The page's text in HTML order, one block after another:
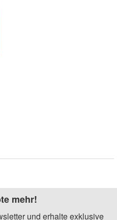
mehr!
und erhalte exklusive